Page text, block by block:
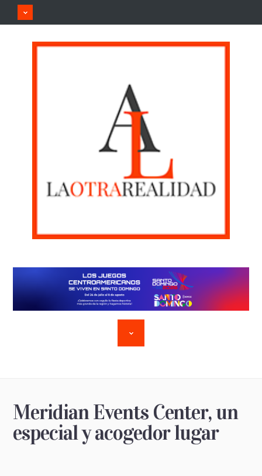
Meridian Events Center, un
especial y acogedor lugar